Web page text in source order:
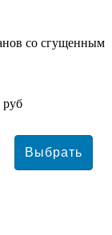
со сгущенным
руб